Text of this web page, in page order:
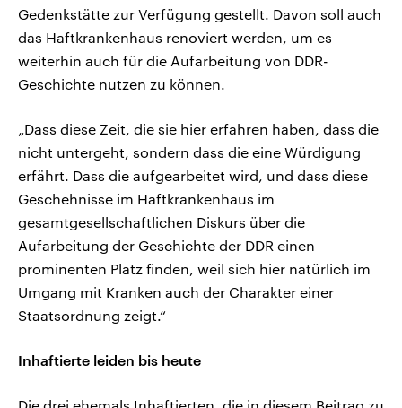
Gedenkstätte zur Verfügung gestellt. Davon soll auch
das Haftkrankenhaus renoviert werden, um es
weiterhin auch für die Aufarbeitung von DDR-
Geschichte nutzen zu können.
„Dass diese Zeit, die sie hier erfahren haben, dass die
nicht untergeht, sondern dass die eine Würdigung
erfährt. Dass die aufgearbeitet wird, und dass diese
Geschehnisse im Haftkrankenhaus im
gesamtgesellschaftlichen Diskurs über die
Aufarbeitung der Geschichte der DDR einen
prominenten Platz finden, weil sich hier natürlich im
Umgang mit Kranken auch der Charakter einer
Staatsordnung zeigt.“
Inhaftierte leiden bis heute